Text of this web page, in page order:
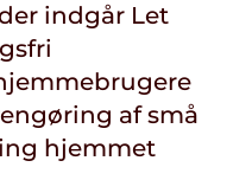
indgår Let
af små
hjemmet